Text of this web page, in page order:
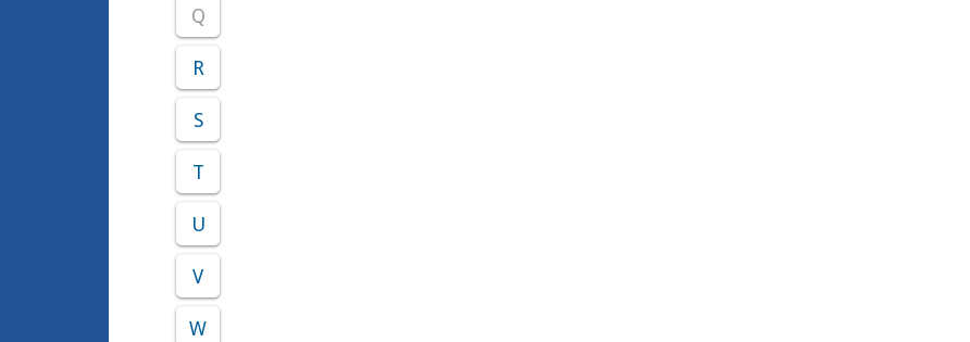
Q
R
S
T
U
V
W